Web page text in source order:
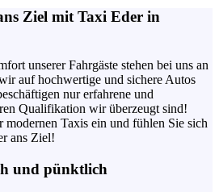
Ziel mit Taxi Eder in
unserer Fahrgäste stehen bei uns an
auf hochwertige und sichere Autos
nur erfahrene und
Qualifikation wir überzeugt sind!
modernen Taxis ein und fühlen Sie sich
ans Ziel!
und pünktlich